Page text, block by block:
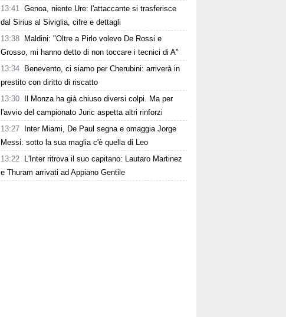
13:41 Genoa, niente Ure: l'attaccante si trasferisce
dal Sirius al Siviglia, cifre e dettagli
13:38
Maldini: "Oltre a Pirlo volevo De Rossi e
Grosso, mi hanno detto di non toccare i tecnici di A"
13:34
Benevento, ci siamo per Cherubini: arriverà in
prestito con diritto di riscatto
13:30
Il Monza ha già chiuso diversi colpi. Ma per
l'avvio del campionato Juric aspetta altri rinforzi
13:27
Inter Miami, De Paul segna e omaggia Jorge
Messi: sotto la sua maglia c'è quella di Leo
13:22
L'Inter ritrova il suo capitano: Lautaro Martinez
e Thuram arrivati ad Appiano Gentile